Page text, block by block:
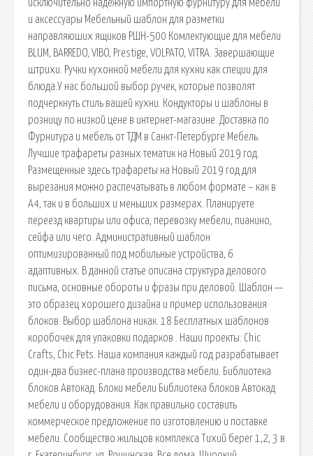
исключительно надежную импортную фурнитуру для мебели
и аксессуары Мебельный шаблон для разметки
направляюших ящиков РШН-500 Комлектующие для мебели
BLUM, BARREDO, VIBO, Prestige, VOLPATO, VITRA. Завершающие
штрихи. Ручки кухонной мебели для кухни как специи для
блюда.У нас большой выбор ручек, которые позволят
подчеркнуть стиль вашей кухни. Кондукторы и шаблоны в
розницу по низкой цене в интернет-магазине. Доставка по
Фурнитура и мебель от ТДМ в Санкт-Петербурге Мебель.
Лучшие трафареты разных тематик на Новый 2019 год.
Размещенные здесь трафареты на Новый 2019 год для
вырезания можно распечатывать в любом формате – как в
А4, так и в больших и меньших размерах. Планируете
переезд квартиры или офиса, перевозку мебели, пианино,
сейфа или чего. Административный шаблон
оптимизированный под мобильные устройства, 6
адаптивных. В данной статье описана структура делового
письма, основные обороты и фразы при деловой. Шаблон —
это образец хорошего дизайна и пример использования
блоков. Выбор шаблона никак. 18 Бесплатных шаблонов
коробочек для упаковки подарков . Наши проекты: Chic
Crafts, Chic Pets. Наша компания каждый год разрабатывает
один-два бизнес-плана производства мебели. Библиотека
блоков Автокад. Блоки мебели Библиотека блоков Автокад
мебели и оборудования. Как правильно составить
коммерческое предложение по изготовлению и поставке
мебели. Сообщество жильцов комплекса Тихий берег 1,2, 3 в